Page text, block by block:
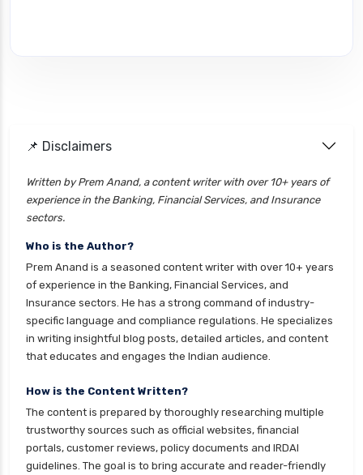
📌 Disclaimers
Written by Prem Anand, a content writer with over 10+ years of
experience in the Banking, Financial Services, and Insurance
sectors.
Who is the Author?
Prem Anand is a seasoned content writer with over 10+ years
of experience in the Banking, Financial Services, and
Insurance sectors. He has a strong command of industry-
specific language and compliance regulations. He specializes
in writing insightful blog posts, detailed articles, and content
that educates and engages the Indian audience.
How is the Content Written?
The content is prepared by thoroughly researching multiple
trustworthy sources such as official websites, financial
portals, customer reviews, policy documents and IRDAI
guidelines. The goal is to bring accurate and reader-friendly